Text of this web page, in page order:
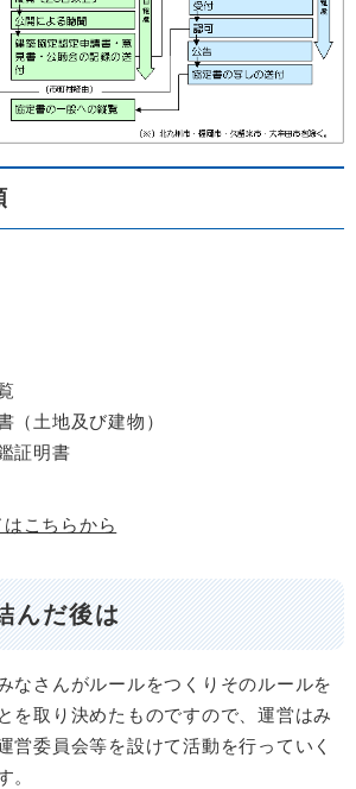
（土地及び建物）
証明書
こちらから
んだ後は
なさんがルールをつくりそのルールを
を取り決めたものですので、運営はみ
営委員会等を設けて活動を行っていく
。